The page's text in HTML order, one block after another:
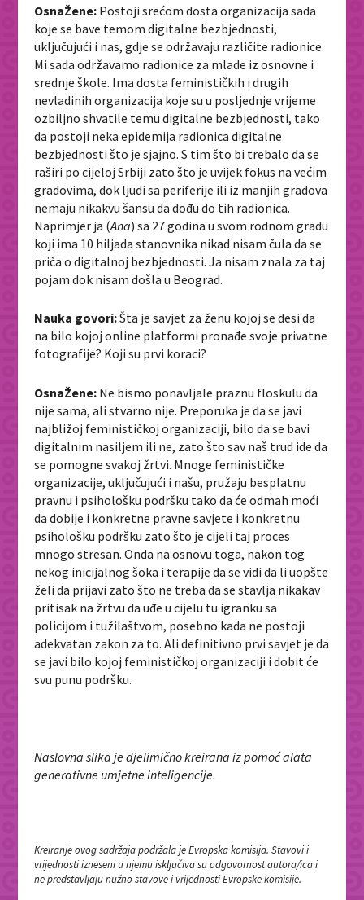
OsnaŽene: Postoji srećom dosta organizacija sada
koje se bave temom digitalne bezbjednosti,
uključujući i nas, gdje se održavaju različite radionice.
Mi sada održavamo radionice za mlade iz osnovne i
srednje škole. Ima dosta feminističkih i drugih
nevladinih organizacija koje su u posljednje vrijeme
ozbiljno shvatile temu digitalne bezbjednosti, tako
da postoji neka epidemija radionica digitalne
bezbjednosti što je sjajno. S tim što bi trebalo da se
raširi po cijeloj Srbiji zato što je uvijek fokus na većim
gradovima, dok ljudi sa periferije ili iz manjih gradova
nemaju nikakvu šansu da dođu do tih radionica.
Naprimjer ja (Ana) sa 27 godina u svom rodnom gradu
koji ima 10 hiljada stanovnika nikad nisam čula da se
priča o digitalnoj bezbjednosti. Ja nisam znala za taj
pojam dok nisam došla u Beograd.
Nauka govori:Šta je savjet za ženu kojoj se desi da
na bilo kojoj online platformi pronađe svoje privatne
fotografije? Koji su prvi koraci?
OsnaŽene: Ne bismo ponavljale praznu floskulu da
nije sama, ali stvarno nije. Preporuka je da se javi
najbližoj feminističkoj organizaciji, bilo da se bavi
digitalnim nasiljem ili ne, zato što sav naš trud ide da
se pomogne svakoj žrtvi. Mnoge feminističke
organizacije, uključujući i našu, pružaju besplatnu
pravnu i psihološku podršku tako da će odmah moći
da dobije i konkretne pravne savjete i konkretnu
psihološku podršku zato što je cijeli taj proces
mnogo stresan. Onda na osnovu toga, nakon tog
nekog inicijalnog šoka i terapije da se vidi da li uopšte
želi da prijavi zato što ne treba da se stavlja nikakav
pritisak na žrtvu da uđe u cijelu tu igranku sa
policijom i tužilaštvom, posebno kada ne postoji
adekvatan zakon za to. Ali definitivno prvi savjet je da
se javi bilo kojoj feminističkoj organizaciji i dobit će
svu punu podršku.
Naslovna slika je djelimično kreirana iz pomoć alata
generativne umjetne inteligencije.
Kreiranje ovog sadržaja podržala je Evropska komisija. Stavovi i
vrijednosti izneseni u njemu isključiva su odgovornost autora/ica i
ne predstavljaju nužno stavove i vrijednosti Evropske komisije.